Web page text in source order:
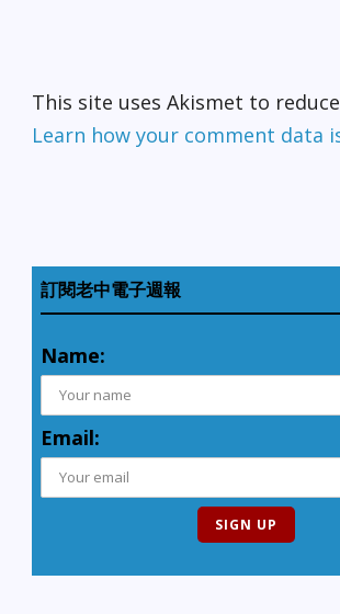
This site uses Akismet to
Learn how your comment data
訂閱老中電子週報
Name:
Email: